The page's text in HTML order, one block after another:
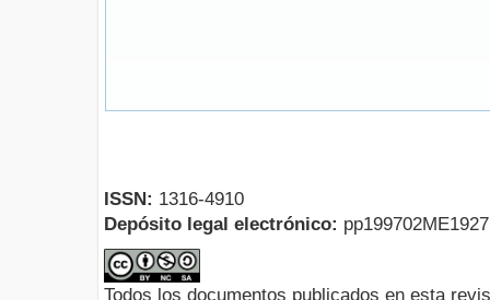
ISSN: 1316-4910
Depósito legal electrónico:
Todos los documentos publicados en esta